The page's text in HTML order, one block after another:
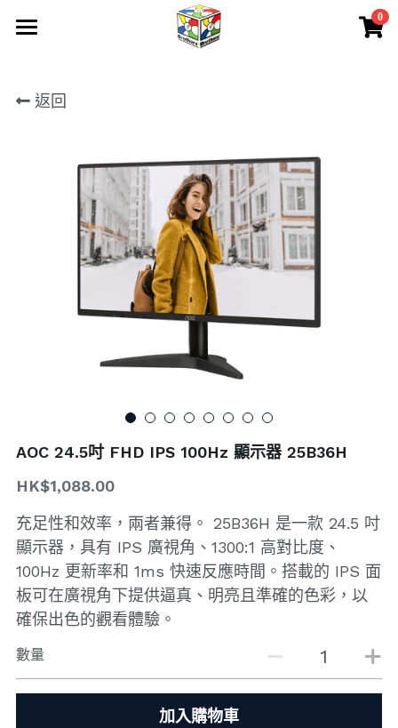
0
所有產品
聯絡我們
產品保養
返回
AOC 24.5吋 FHD IPS 100Hz 顯示器 25B36H
HK$1,088.00
充足性和效率，兩者兼得。 25B36H 是一款 24.5 吋
顯示器，具有 IPS 廣視角、1300:1 高對比度、
100Hz 更新率和 1ms 快速反應時間。搭載的 IPS 面
板可在廣視角下提供逼真、明亮且準確的色彩，以
確保出色的觀看體驗。
數量
加入購物車
×
商品分類
所有商品分類